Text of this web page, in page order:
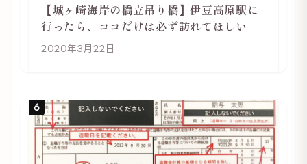
【城ヶ崎海岸の橋立吊り橋】伊豆高原駅に
行ったら、ココだけは必ず訪れてほしい
2020年3月22日
6